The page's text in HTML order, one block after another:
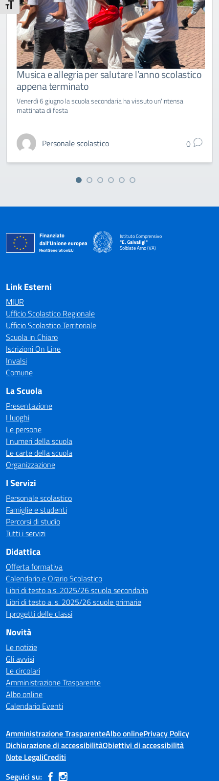
Attiva/disattiva dimensione testo
Musica e allegria per salutare l’anno scolastico
appena terminato
Venerdì 6 giugno la scuola secondaria ha vissuto un'intensa
mattinata di festa
Personale scolastico 0
Istituto Comprensivo
"E. Galvaligi"
Solbiate Arno (VA)
— Visita la pagina iniziale della scuola
Link Esterni
MIUR
Ufficio Scolastico Regionale
Ufficio Scolastico Territoriale
Scuola in Chiaro
Iscrizioni On Line
Invalsi
Comune
La Scuola
Presentazione
I luoghi
Le persone
I numeri della scuola
Le carte della scuola
Organizzazione
I Servizi
Personale scolastico
Famiglie e studenti
Percorsi di studio
Tutti i servizi
Didattica
Offerta formativa
Calendario e Orario Scolastico
Libri di testo a.s. 2025/26 scuola secondaria
Libri di testo a. s. 2025/26 scuole primarie
I progetti delle classi
Novità
Le notizie
Gli avvisi
Le circolari
Amministrazione Trasparente
Albo online
Calendario Eventi
Amministrazione TrasparenteAlbo onlinePrivacy Policy
Dichiarazione di accessibilitàObiettivi di accessibilità
Note LegaliCrediti
Seguici su: